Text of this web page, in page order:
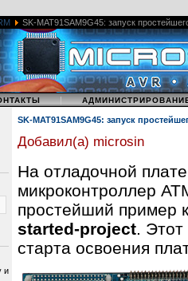
SK-MAT91SAM9G45: запуск
|
и
SK-MAT91SAM9G45: запуск
Добавил(а) microsin
На отладочной
микроконтроллер
простейший пример
started-project.
старта освоения